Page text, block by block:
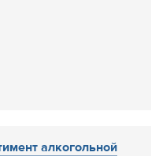
алкогольной